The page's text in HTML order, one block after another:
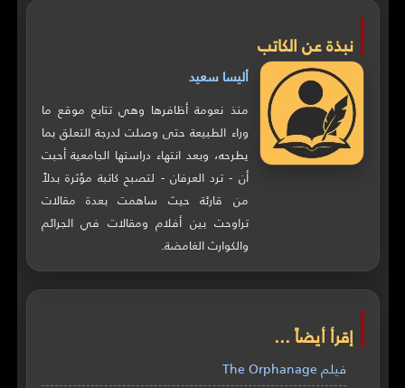
نبذة عن الكاتب
أليسا سعيد
منذ نعومة أظافرها وهي تتابع موقع ما
وراء الطبيعة حتى وصلت لدرجة التعلق بما
يطرحه، وبعد انتهاء دراستها الجامعية أحبت
أن - ترد العرفان - لتصبح كاتبة مؤثرة بدلاً
من قارئة حيث ساهمت بعدة مقالات
تراوحت بين أفلام ومقالات في الجرائم
والكوارث الغامضة.
إقرأ أيضاً ...
فيلم The Orphanage